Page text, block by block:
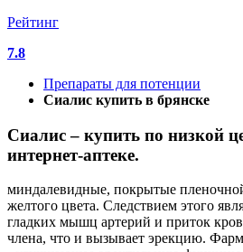
Рейтинг
7.8
Препараты для потенции
Сиалис купить в брянске
Сиалис – купить по низкой
интернет‐аптеке.
миндалевидные, покрытые
желтого цвета. Следствием этого
гладких мышц артерий и приток
члена, что и вызывает эрекцию.